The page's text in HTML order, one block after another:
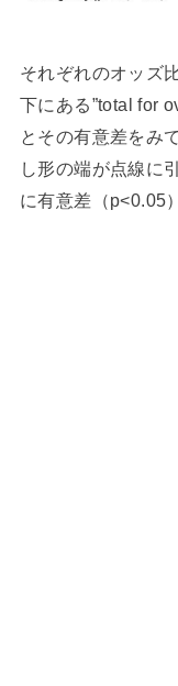
それぞれのオッズ
下にある”total for
とその有意差をみ
し形の端が点線に
に有意差（p<0.05